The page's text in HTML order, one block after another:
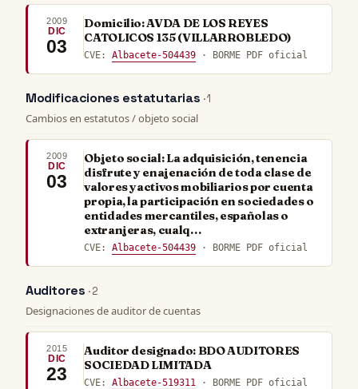
2009
DIC
03
Domicilio: AVDA DE LOS REYES
CATOLICOS 135 (VILLARROBLEDO)
CVE:Albacete-504439 · BORME PDF oficial
Modificaciones estatutarias · 1
Cambios en estatutos / objeto social
2009
DIC
03
Objeto social: La adquisición, tenencia
disfrute y enajenación de toda clase de
valores yactivos mobiliarios por cuenta
propia, la participación en sociedades o
entidades mercantiles, españolas o
extranjeras, cualq…
CVE:Albacete-504439 · BORME PDF oficial
Auditores · 2
Designaciones de auditor de cuentas
2015
DIC
23
Auditor designado: BDO AUDITORES
SOCIEDAD LIMITADA
CVE:Albacete-519311 · BORME PDF oficial